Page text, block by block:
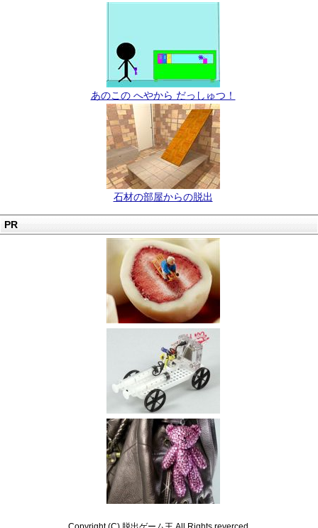
あのこの へやから だっしゅつ！
石材の部屋からの脱出
PR